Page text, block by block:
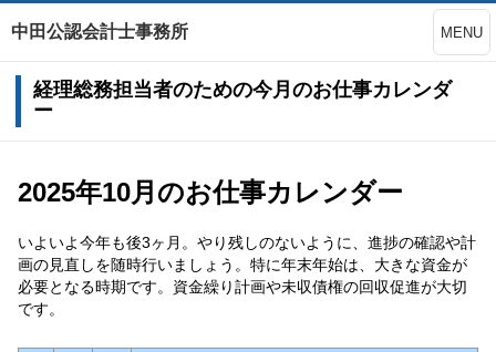
中田公認会計士事務所 MENU
経理総務担当者のための今月のお仕事カレンダ
ー
2025年10月のお仕事カレンダー
いよいよ今年も後3ヶ月。やり残しのないように、進捗の確認や計
画の見直しを随時行いましょう。特に年末年始は、大きな資金が
必要となる時期です。資金繰り計画や未収債権の回収促進が大切
です。